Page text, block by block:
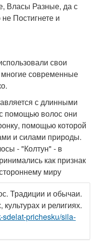
Власы Разные, да с
Постигнете и
свои
многие современные
с длинными
помощью волос они
помощью которой
и силами природы.
- "Колтун" - в
как признак
миру
Традиции и обычаи.
и религиях.
sdelat-prichesku/sila-